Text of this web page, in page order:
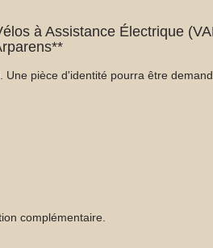
à Assistance Électrique
pièce d'identité pourra être
complémentaire.